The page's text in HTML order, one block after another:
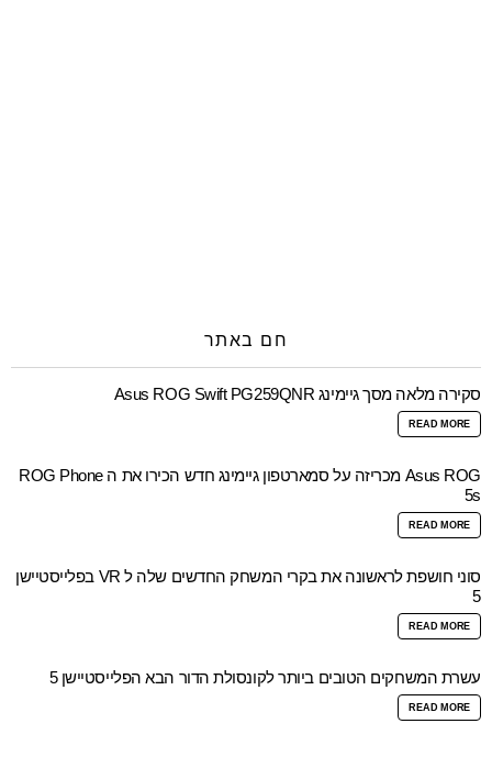
חם באתר
סקירה מלאה מסך גיימינג Asus ROG Swift PG259QNR
READ MORE
Asus ROG מכריזה על סמארטפון גיימינג חדש הכירו את ה ROG Phone
5s
READ MORE
סוני חושפת לראשונה את בקרי המשחק החדשים שלה ל VR בפלייסטיישן
5
READ MORE
עשרת המשחקים הטובים ביותר לקונסולת הדור הבא הפלייסטיישן 5
READ MORE